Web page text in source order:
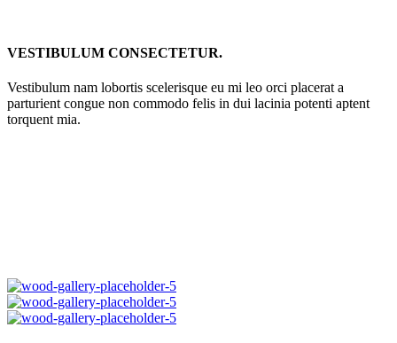
VESTIBULUM CONSECTETUR.
Vestibulum nam lobortis scelerisque eu mi leo orci placerat a
parturient congue non commodo felis in dui lacinia potenti aptent
torquent mia.